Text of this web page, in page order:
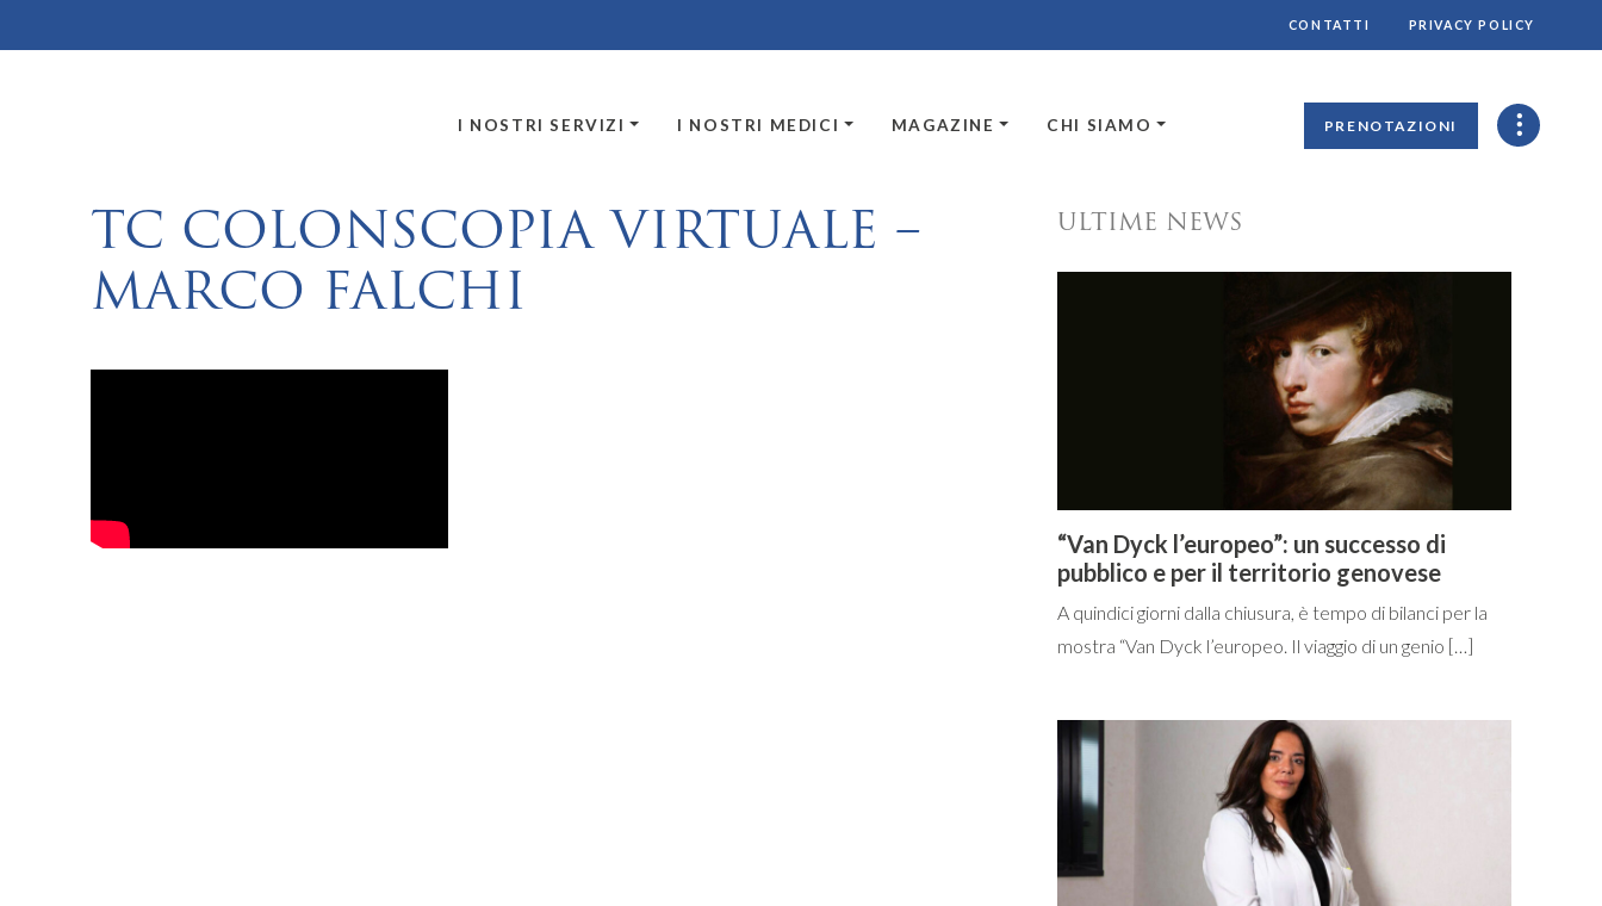
CONTATTI PRIVACY POLICY
I NOSTRI SERVIZI I NOSTRI MEDICI MAGAZINE CHI SIAMO PRENOTAZIONI
TC COLONSCOPIA VIRTUALE –
MARCO FALCHI
ULTIME NEWS
“Van Dyck l’europeo”: un successo di
pubblico e per il territorio genovese
A quindici giorni dalla chiusura, è tempo di bilanci per la
mostra “Van Dyck l’europeo. Il viaggio di un genio […]